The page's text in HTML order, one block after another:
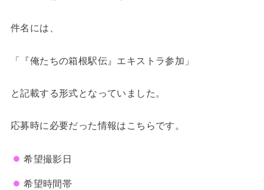
件名には、
「『俺たちの箱根駅伝』エキストラ参加」
と記載する形式となっていました。
応募時に必要だった情報はこちらです。
希望撮影日
希望時間帯